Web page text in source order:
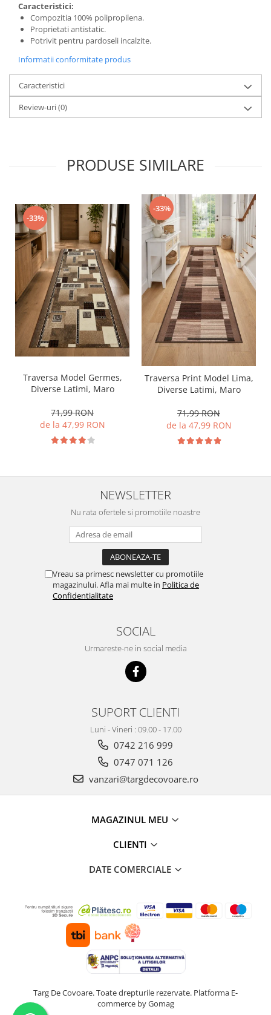
Caracteristici:
Compozitia 100% polipropilena.
Proprietati antistatic.
Potrivit pentru pardoseli incalzite.
Informatii conformitate produs
Caracteristici
Review-uri(0)
PRODUSE SIMILARE
-33%
Traversa Model Germes,
Diverse Latimi, Maro
71,99 RON
de la 47,99 RON
-33%
Traversa Print Model Lima,
Diverse Latimi, Maro
71,99 RON
de la 47,99 RON
NEWSLETTER
Nu rata ofertele si promotiile noastre
Vreau sa primesc newsletter cu promotiile
magazinului. Afla mai multe in Politica de
Confidentialitate
SOCIAL
Urmareste-ne in social media
SUPORT CLIENTI
Luni - Vineri : 09.00 - 17.00
0742 216 999
0747 071 126
vanzari@targdecovoare.ro
MAGAZINUL MEU
CLIENTI
DATE COMERCIALE
Targ De Covoare. Toate drepturile rezervate. Platforma E-
commerce by Gomag